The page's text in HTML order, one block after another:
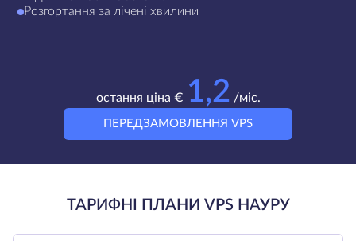
Розгортання за лічені хвилини
остання ціна € 1,2 /міс.
ПЕРЕДЗАМОВЛЕННЯ VPS
ТАРИФНІ ПЛАНИ VPS НАУРУ